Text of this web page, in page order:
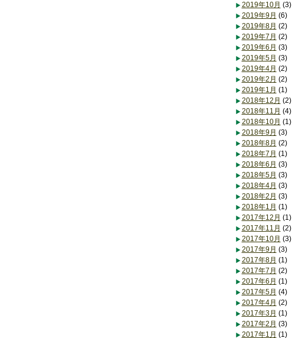
2019年10月 (3)
2019年9月 (6)
2019年8月 (2)
2019年7月 (2)
2019年6月 (3)
2019年5月 (3)
2019年4月 (2)
2019年2月 (2)
2019年1月 (1)
2018年12月 (2)
2018年11月 (4)
2018年10月 (1)
2018年9月 (3)
2018年8月 (2)
2018年7月 (1)
2018年6月 (3)
2018年5月 (3)
2018年4月 (3)
2018年2月 (3)
2018年1月 (1)
2017年12月 (1)
2017年11月 (2)
2017年10月 (3)
2017年9月 (3)
2017年8月 (1)
2017年7月 (2)
2017年6月 (1)
2017年5月 (4)
2017年4月 (2)
2017年3月 (1)
2017年2月 (3)
2017年1月 (1)